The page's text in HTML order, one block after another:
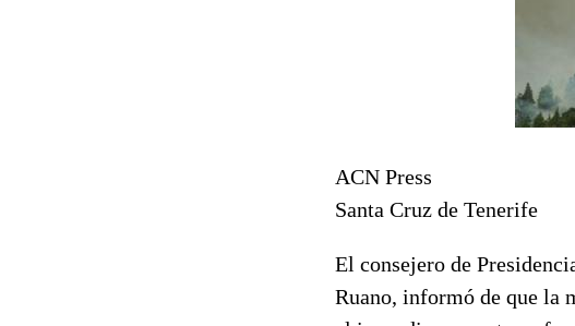
ACN Press
Santa Cruz de Tenerife
El consejero de
Ruano, informó de que la